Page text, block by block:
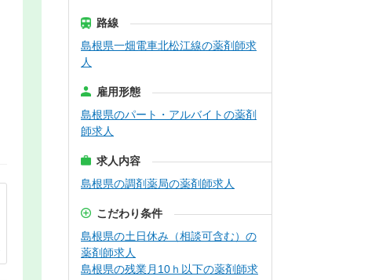
路線
島根県一畑電車北松江線の薬剤師求
人
雇用形態
島根県のパート・アルバイトの薬剤
師求人
求人内容
島根県の調剤薬局の薬剤師求人
こだわり条件
島根県の土日休み（相談可含む）の
薬剤師求人
島根県の残業月10ｈ以下の薬剤師求